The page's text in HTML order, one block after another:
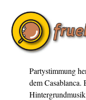
Partystimmung
dem